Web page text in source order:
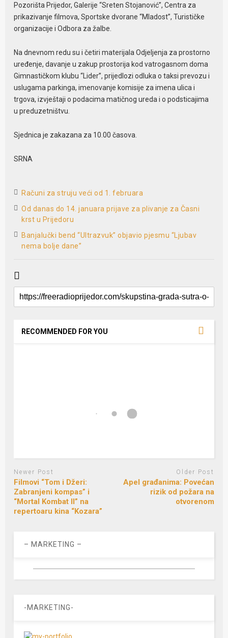
Pozorišta Prijedor, Galerije “Sreten Stojanović”, Centra za
prikazivanje filmova, Sportske dvorane “Mladost”, Turističke
organizacije i Odbora za žalbe.
Na dnevnom redu su i četiri materijala Odjeljenja za prostorno
uređenje, davanje u zakup prostorija kod vatrogasnom doma
Gimnastičkom klubu “Lider”, prijedlozi odluka o taksi prevozu i
uslugama parkinga, imenovanje komisije za imena ulica i
trgova, izvještaji o podacima matičnog ureda i o podsticajima
u preduzetništvu.
Sjednica je zakazana za 10.00 časova.
SRNA
Računi za struju veći od 1. februara
Od danas do 14. januara prijave za plivanje za Časni
krst u Prijedoru
Banjalučki bend “Ultrazvuk” objavio pjesmu “Ljubav
nema bolje dane”
RECOMMENDED FOR YOU
Newer Post
Filmovi “Tom i Džeri:
Zabranjeni kompas” i
“Mortal Kombat II” na
repertoaru kina “Kozara”
Older Post
Apel građanima: Povećan
rizik od požara na
otvorenom
– MARKETING –
-MARKETING-